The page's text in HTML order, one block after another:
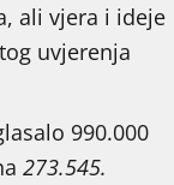
ali vjera i ideje
uvjerenja
990.000
273.545.